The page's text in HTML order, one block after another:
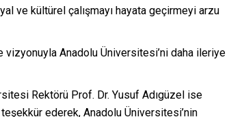
ve kültürel çalışmayı hayata geçirmeyi arzu
vizyonuyla Anadolu Üniversitesi’ni daha ileriye
Rektörü Prof. Dr. Yusuf Adıgüzel ise
ederek, Anadolu Üniversitesi’nin